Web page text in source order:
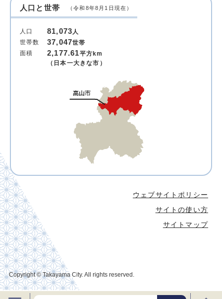
人口と世帯 （令和8年8月1日現在）
人口 81,073人
世帯数
37,047世帯
面積
2,177.61平方km
（日本一大きな市）
ウェブサイトポリシー
サイトの使い方
サイトマップ
Copyright © Takayama City. All rights reserved.